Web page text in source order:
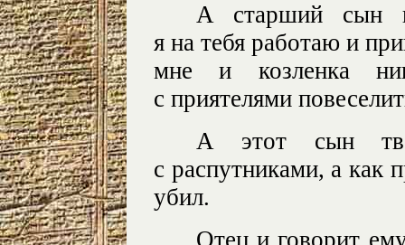
А старший сын
я на тебя работаю и
мне и козленка
с приятелями
А этот сын
с распутниками, а как
убил.